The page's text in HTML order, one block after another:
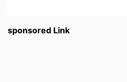
sponsored Link